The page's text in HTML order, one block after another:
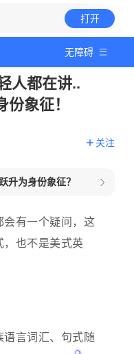
打开
无障碍
人都在讲..
象征！
关注
升为身份象征？
有一个疑问，这
，也不是美式英
语言词汇、句式随